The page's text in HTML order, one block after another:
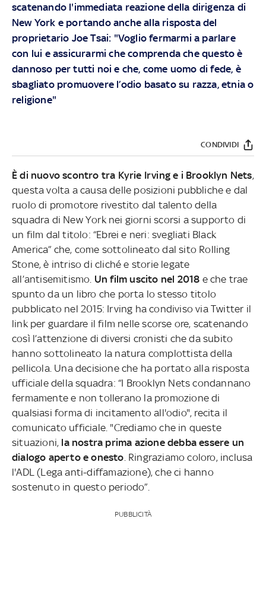
scatenando l'immediata reazione della dirigenza di
New York e portando anche alla risposta del
proprietario Joe Tsai: "Voglio fermarmi a parlare
con lui e assicurarmi che comprenda che questo è
dannoso per tutti noi e che, come uomo di fede, è
sbagliato promuovere l’odio basato su razza, etnia o
religione"
CONDIVIDI
È di nuovo scontro tra Kyrie Irving e i Brooklyn Nets,
questa volta a causa delle posizioni pubbliche e dal
ruolo di promotore rivestito dal talento della
squadra di New York nei giorni scorsi a supporto di
un film dal titolo: “Ebrei e neri: svegliati Black
America” che, come sottolineato dal sito Rolling
Stone, è intriso di cliché e storie legate
all’antisemitismo. Un film uscito nel 2018 e che trae
spunto da un libro che porta lo stesso titolo
pubblicato nel 2015: Irving ha condiviso via Twitter il
link per guardare il film nelle scorse ore, scatenando
così l’attenzione di diversi cronisti che da subito
hanno sottolineato la natura complottista della
pellicola. Una decisione che ha portato alla risposta
ufficiale della squadra: “I Brooklyn Nets condannano
fermamente e non tollerano la promozione di
qualsiasi forma di incitamento all'odio", recita il
comunicato ufficiale. "Crediamo che in queste
situazioni, la nostra prima azione debba essere un
dialogo aperto e onesto . Ringraziamo coloro, inclusa
l'ADL (Lega anti-diffamazione), che ci hanno
sostenuto in questo periodo”.
PUBBLICITÀ